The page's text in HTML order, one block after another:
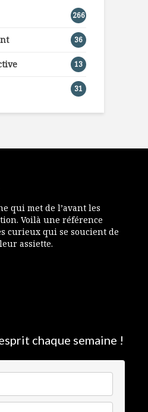
266
36
13
31
qui met de l’avant les
Voilà une référence
curieux qui se soucient de
assiette.
chaque semaine !